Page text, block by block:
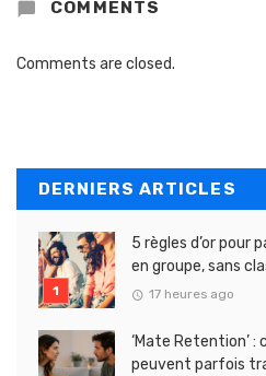
COMMENTS
Comments are closed.
DERNIERS ARTICLES
5 règles d’or pour
en groupe, sans
17 heures ago
‘Mate Retention’
peuvent parfois